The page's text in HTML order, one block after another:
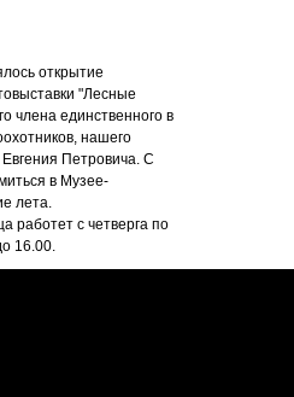
открытие
"Лесные
члена единственного в
нашего
Петровича. С
в Музее-
лета.
работет с четверга по
16.00.